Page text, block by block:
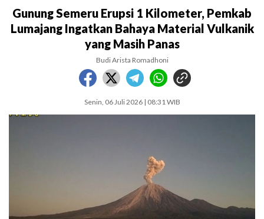
Gunung Semeru Erupsi 1 Kilometer, Pemkab
Lumajang Ingatkan Bahaya Material Vulkanik
yang Masih Panas
Budi Arista Romadhoni
Senin, 06 Juli 2026 | 08:31 WIB